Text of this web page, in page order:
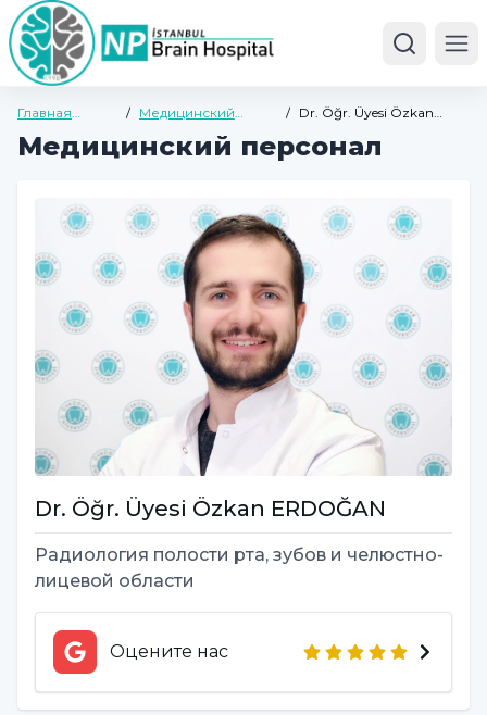
Главная
/
Медицинский
/
Dr. Öğr. Üyesi Özkan
Медицинский персонал
Dr. Öğr. Üyesi Özkan ERDOĞAN
Радиология полости рта, зубов и челюстно-
лицевой области
Оцените нас